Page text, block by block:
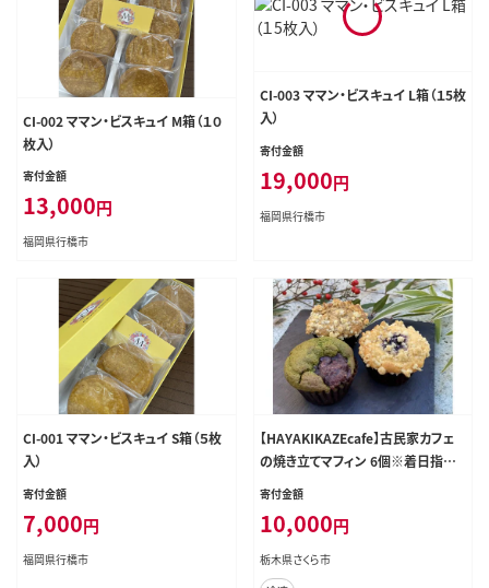
CI-002 ママン・ビスキュイ M箱（１０
枚入）
寄付金額
13,000円
福岡県行橋市
CI-003 ママン・ビスキュイ L箱（１5枚
入）
寄付金額
19,000円
福岡県行橋市
CI-001 ママン・ビスキュイ S箱（５枚
入）
寄付金額
7,000円
福岡県行橋市
【HAYAKIKAZEcafe】古民家カフェ
の焼き立てマフィン 6個※着日指定
寄付金額
10,000円
栃木県さくら市